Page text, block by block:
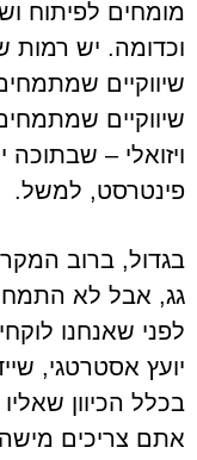
מומחים לפיתוח
וכדומה. יש רמות
שיווקיים
שיווקיים
ויזואלי –
פינטרסט, למשל.
בגדול, ברוב
גג, אבל לא
לפני שאנחנו
יועץ אסטרטגי,
בכלל הכיוון
אתם צריכים